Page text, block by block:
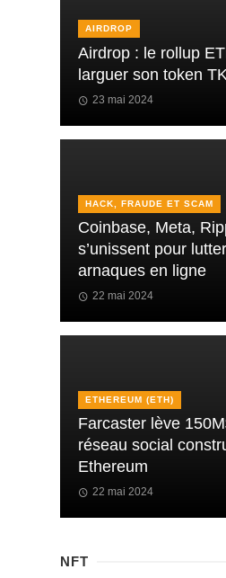
AIRDROP
Airdrop : le rollup
larguer son token
23 mai 2024
HACK, FRAUDE ET SCAM
Coinbase, Meta,
s’unissent pour
arnaques en ligne
22 mai 2024
ETHEREUM (ETH)
Farcaster lève
réseau social
Ethereum
22 mai 2024
NFT